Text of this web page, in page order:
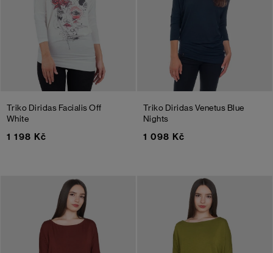
Triko Diridas FacialisOff
White
1 198 Kč
Triko Diridas Venetus Blue
Nights
1 098 Kč